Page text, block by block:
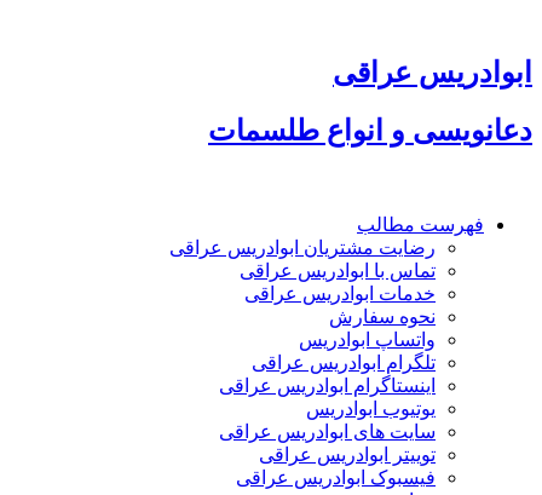
محتوا
ابوادریس عراقی
دعانویسی و انواع طلسمات
فهرست مطالب
رضایت مشتریان ابوادریس عراقی
تماس با ابوادریس عراقی
خدمات ابوادریس عراقی
نحوه سفارش
واتساپ ابوادریس
تلگرام ابوادریس عراقی
اینستاگرام ابوادریس عراقی
یوتیوب ابوادریس
سایت های ابوادریس عراقی
توییتر ابوادریس عراقی
فیسبوک ابوادریس عراقی